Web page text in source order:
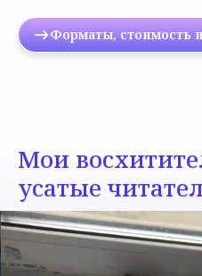
Форматы, стоимость
Мои
усатые